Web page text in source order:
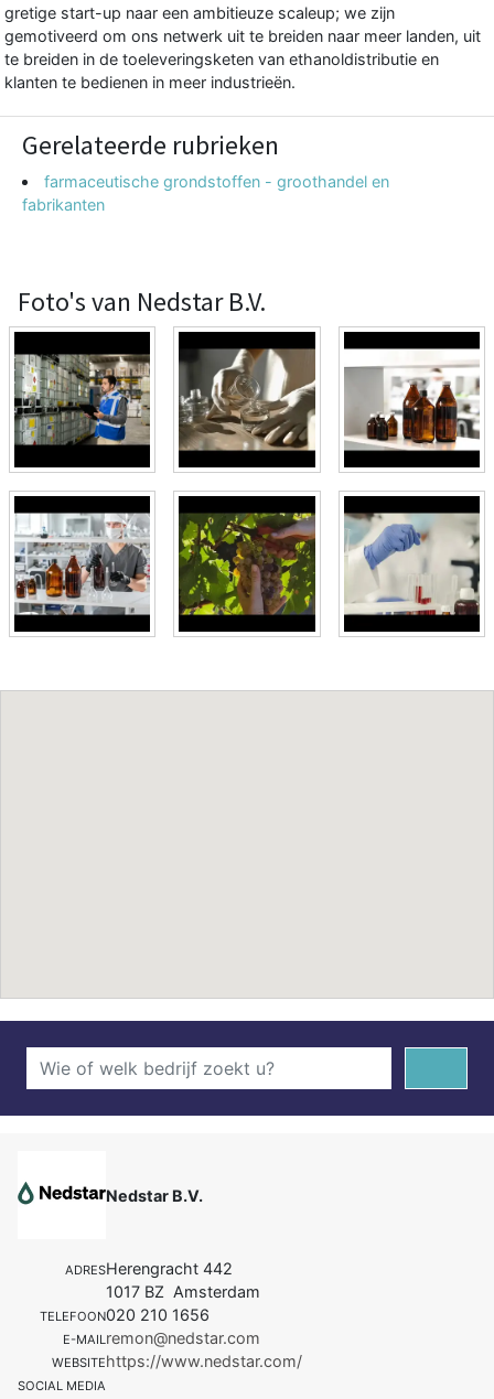
gretige start-up naar een ambitieuze scaleup; we zijn
gemotiveerd om ons netwerk uit te breiden naar meer landen, uit
te breiden in de toeleveringsketen van ethanoldistributie en
klanten te bedienen in meer industrieën.
Gerelateerde rubrieken
farmaceutische grondstoffen - groothandel en
fabrikanten
Foto's van Nedstar B.V.
Nedstar B.V.
ADRESHerengracht 442
1017 BZ Amsterdam
TELEFOON020 210 1656
E-MAILremon@nedstar.com
WEBSITEhttps://www.nedstar.com/
SOCIAL MEDIA